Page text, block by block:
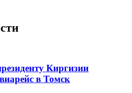
Киргизии
в Томск